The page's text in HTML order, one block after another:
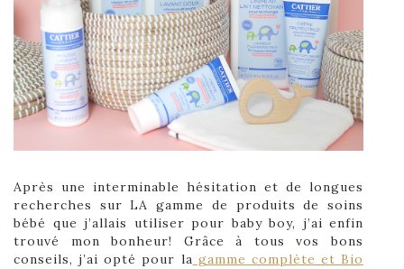
Après une interminable hésitation et de longues
recherches sur LA gamme de produits de soins
bébé que j’allais utiliser pour baby boy, j’ai enfin
trouvé mon bonheur! Grâce à tous vos bons
conseils, j’ai opté pour la gamme complète et Bio